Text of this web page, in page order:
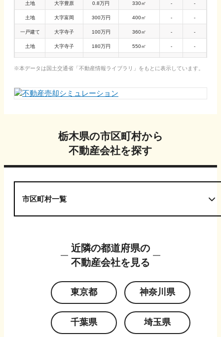
土地 大字豊原 0.8万円 330㎡ - -
土地 大字富岡 300万円 400㎡ - -
一戸建て 大字寺子 100万円 360㎡ - -
土地 大字寺子 180万円 550㎡ - -
本データは国土交通省「不動産情報ライブラリ 」をもとに表示しています。
栃木県の市区町村から
不動産会社を探す
市区町村一覧
近隣の都道府県の
不動産会社を見る
東京都 神奈川県
千葉県 埼玉県